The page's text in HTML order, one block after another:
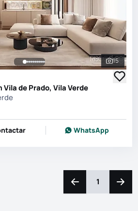
Ver
15
de Prado, Vila Verde
WhatsApp
Navegação para a
1